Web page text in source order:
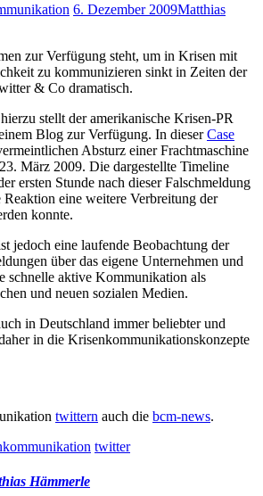
6. Dezember 2009Matthias
zur Verfügung steht, um in Krisen mit
zu kommunizieren sinkt in Zeiten der
& Co dramatisch.
stellt der amerikanische Krisen-PR
Blog zur Verfügung. In dieserCase
Absturz einer Frachtmaschine
März 2009. Die dargestellte Timeline
ersten Stunde nach dieser Falschmeldung
eine weitere Verbreitung der
konnte.
jedoch eine laufende Beobachtung der
über das eigene Unternehmen und
schnelle aktive Kommunikation als
und neuen sozialen Medien.
in Deutschland immer beliebter und
in die Krisenkommunikationskonzepte
twittern auch die bcm-news.
twitter
Hämmerle